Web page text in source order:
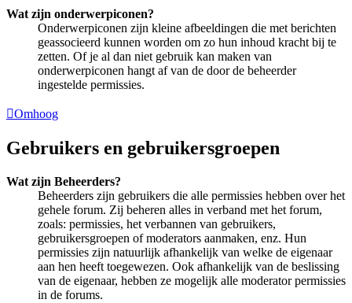
Wat zijn onderwerpiconen?
Onderwerpiconen zijn kleine afbeeldingen die met berichten
geassocieerd kunnen worden om zo hun inhoud kracht bij te
zetten. Of je al dan niet gebruik kan maken van
onderwerpiconen hangt af van de door de beheerder
ingestelde permissies.
Omhoog
Gebruikers en gebruikersgroepen
Wat zijn Beheerders?
Beheerders zijn gebruikers die alle permissies hebben over het
gehele forum. Zij beheren alles in verband met het forum,
zoals: permissies, het verbannen van gebruikers,
gebruikersgroepen of moderators aanmaken, enz. Hun
permissies zijn natuurlijk afhankelijk van welke de eigenaar
aan hen heeft toegewezen. Ook afhankelijk van de beslissing
van de eigenaar, hebben ze mogelijk alle moderator permissies
in de forums.